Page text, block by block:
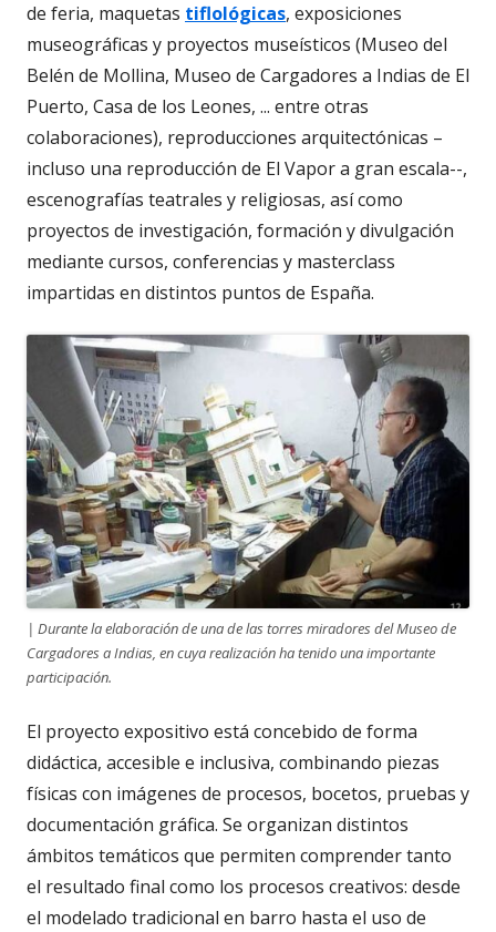
de feria, maquetas tiflológicas, exposiciones
museográficas y proyectos museísticos (Museo del
Belén de Mollina, Museo de Cargadores a Indias de El
Puerto, Casa de los Leones, ... entre otras
colaboraciones), reproducciones arquitectónicas –
incluso una reproducción de El Vapor a gran escala--,
escenografías teatrales y religiosas, así como
proyectos de investigación, formación y divulgación
mediante cursos, conferencias y masterclass
impartidas en distintos puntos de España.
| Durante la elaboración de una de las torres miradores del Museo de
Cargadores a Indias, en cuya realización ha tenido una importante
participación.
El proyecto expositivo está concebido de forma
didáctica, accesible e inclusiva, combinando piezas
físicas con imágenes de procesos, bocetos, pruebas y
documentación gráfica. Se organizan distintos
ámbitos temáticos que permiten comprender tanto
el resultado final como los procesos creativos: desde
el modelado tradicional en barro hasta el uso de